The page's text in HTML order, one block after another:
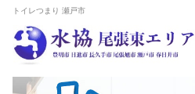
トイレつまり 瀬戸市